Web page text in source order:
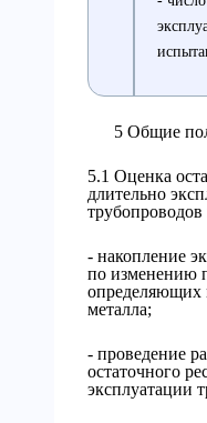
5 Общие
5.1 Оценка
длительно
трубопроводов
- накопление
по изменению
определяющих
металла;
- проведение
остаточного
эксплуатации